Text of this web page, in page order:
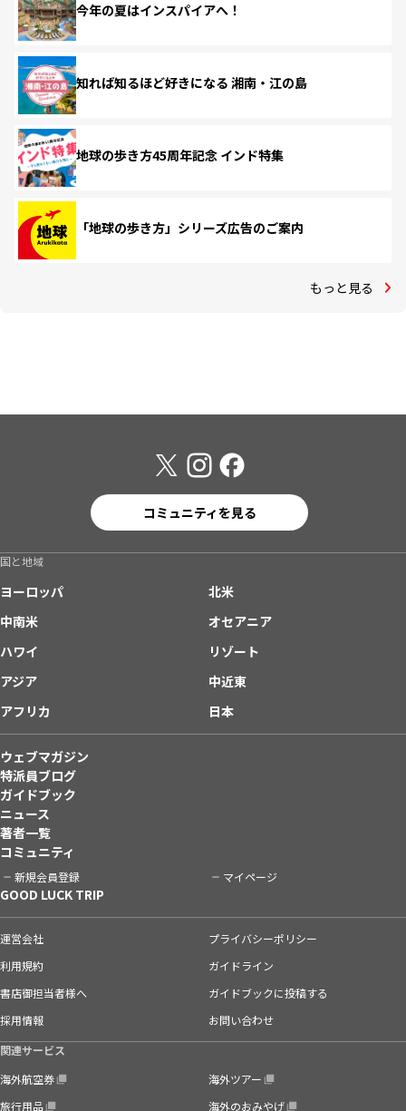
今年の夏はインスパイアへ！
知れば知るほど好きになる 湘南・江の島
地球の歩き方45周年記念 インド特集
「地球の歩き方」シリーズ広告のご案内
もっと見る
コミュニティを見る
国と地域
ヨーロッパ
北米
中南米
オセアニア
ハワイ
リゾート
アジア
中近東
アフリカ
日本
ウェブマガジン
特派員ブログ
ガイドブック
ニュース
著者一覧
コミュニティ
新規会員登録 マイページ
GOOD LUCK TRIP
運営会社
プライバシーポリシー
利用規約
ガイドライン
書店御担当者様へ
ガイドブックに投稿する
採用情報
お問い合わせ
関連サービス
海外航空券
海外ツアー
旅行用品
海外のおみやげ